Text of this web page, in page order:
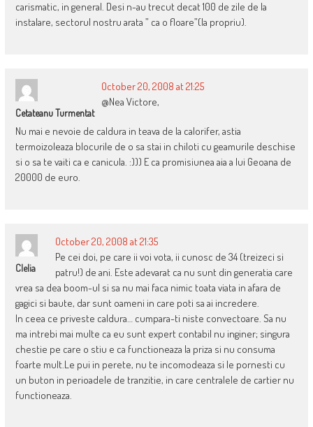
carismatic, in general. Desi n-au trecut decat 100 de zile de la
instalare, sectorul nostru arata ” ca o floare”(la propriu).
Cetateanu Turmentat
October 20, 2008 at 21:25
@Nea Victore,
Nu mai e nevoie de caldura in teava de la calorifer, astia
termoizoleaza blocurile de o sa stai in chiloti cu geamurile deschise
si o sa te vaiti ca e canicula. :))) E ca promisiunea aia a lui Geoana de
20000 de euro.
Clelia
October 20, 2008 at 21:35
Pe cei doi, pe care ii voi vota, ii cunosc de 34 (treizeci si
patru!) de ani. Este adevarat ca nu sunt din generatia care
vrea sa dea boom-ul si sa nu mai faca nimic toata viata in afara de
gagici si baute, dar sunt oameni in care poti sa ai incredere.
In ceea ce priveste caldura… cumpara-ti niste convectoare. Sa nu
ma intrebi mai multe ca eu sunt expert contabil nu inginer; singura
chestie pe care o stiu e ca functioneaza la priza si nu consuma
foarte mult.Le pui in perete, nu te incomodeaza si le pornesti cu
un buton in perioadele de tranzitie, in care centralele de cartier nu
functioneaza.